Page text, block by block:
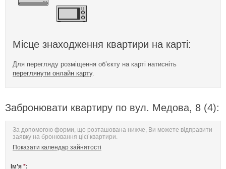
Місце знаходження квартири на карті:
Для перегляду розміщення об’єкту на карті натисніть
переглянути онлайн карту.
Забронювати квартиру по вул. Медова, 8 (4):
За допомогою форми, що розташована нижче, Ви можете відправити
заявку на бронювання цієї квартири.
Показати календар зайнятості
Ім’я *: